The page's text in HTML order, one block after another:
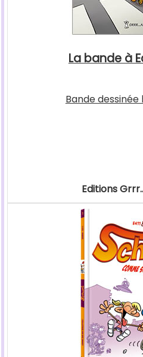
La bande à
Bande dessinée
Editions